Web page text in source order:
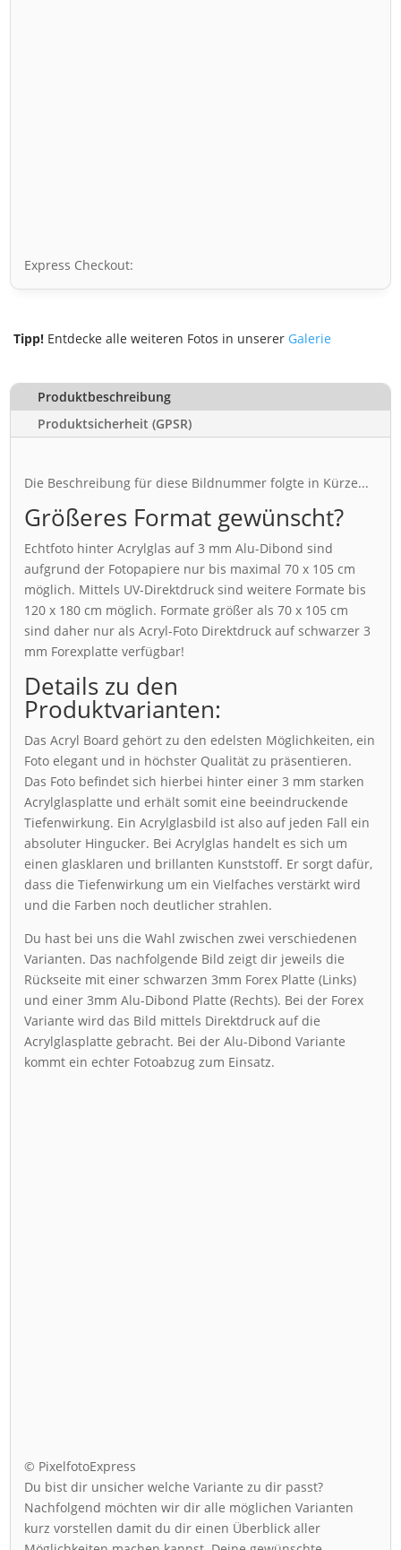
Express Checkout:
Tipp! Entdecke alle weiteren Fotos in unserer Galerie
Produktbeschreibung
Produktsicherheit (GPSR)
Die Beschreibung für diese Bildnummer folgte in Kürze...
Größeres Format gewünscht?
Echtfoto hinter Acrylglas auf 3 mm Alu-Dibond sind
aufgrund der Fotopapiere nur bis maximal 70 x 105 cm
möglich. Mittels UV-Direktdruck sind weitere Formate bis
120 x 180 cm möglich. Formate größer als 70 x 105 cm
sind daher nur als Acryl-Foto Direktdruck auf schwarzer 3
mm Forexplatte verfügbar!
Details zu den
Produktvarianten:
Das Acryl Board gehört zu den edelsten Möglichkeiten, ein
Foto elegant und in höchster Qualität zu präsentieren.
Das Foto befindet sich hierbei hinter einer 3 mm starken
Acrylglasplatte und erhält somit eine beeindruckende
Tiefenwirkung. Ein Acrylglasbild ist also auf jeden Fall ein
absoluter Hingucker. Bei Acrylglas handelt es sich um
einen glasklaren und brillanten Kunststoff. Er sorgt dafür,
dass die Tiefenwirkung um ein Vielfaches verstärkt wird
und die Farben noch deutlicher strahlen.
Du hast bei uns die Wahl zwischen zwei verschiedenen
Varianten. Das nachfolgende Bild zeigt dir jeweils die
Rückseite mit einer schwarzen 3mm Forex Platte (Links)
und einer 3mm Alu-Dibond Platte (Rechts). Bei der Forex
Variante wird das Bild mittels Direktdruck auf die
Acrylglasplatte gebracht. Bei der Alu-Dibond Variante
kommt ein echter Fotoabzug zum Einsatz.
© PixelfotoExpress
Du bist dir unsicher welche Variante zu dir passt?
Nachfolgend möchten wir dir alle möglichen Varianten
kurz vorstellen damit du dir einen Überblick aller